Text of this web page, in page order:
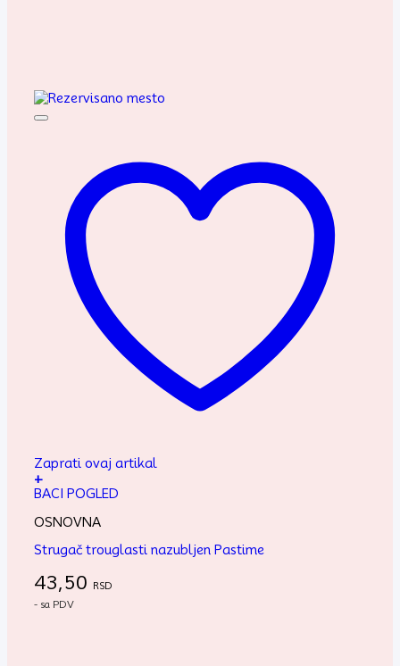
Zaprati ovaj artikal
+
BACI POGLED
OSNOVNA
Strugač trouglasti nazubljen Pastime
43,50 RSD
- sa PDV